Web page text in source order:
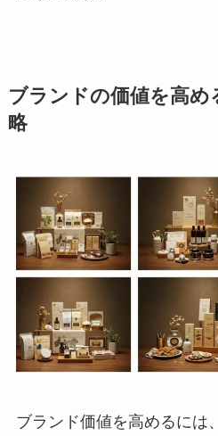
ブランドの価値を高
略
ブランド価値を高めるには